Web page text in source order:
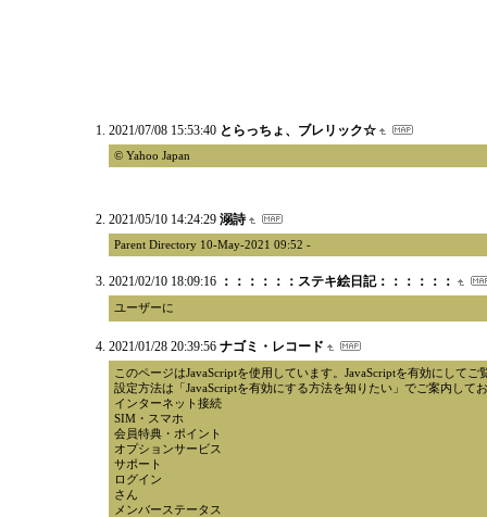
2021/07/08 15:53:40 とらっちょ、ブレリック☆
© Yahoo Japan
2021/05/10 14:24:29 溺詩
Parent Directory 10-May-2021 09:52 -
2021/02/10 18:09:16 ：：：：：：ステキ絵日記：：：：：：
ユーザーに
2021/01/28 20:39:56 ナゴミ・レコード
このページはJavaScriptを使用しています。JavaScriptを有効にしてご
設定方法は「JavaScriptを有効にする方法を知りたい」でご案内してお
インターネット接続
SIM・スマホ
会員特典・ポイント
オプションサービス
サポート
ログイン
さん
メンバーステータス